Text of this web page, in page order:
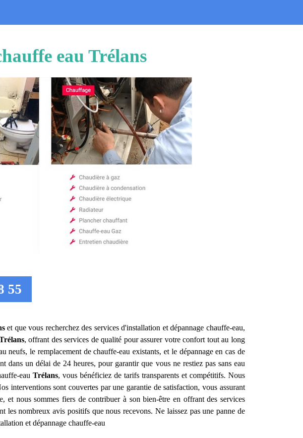
eau Trélans
55
et que vous recherchez des services d'installation et dépannage chauffe-eau,
, offrant des services de qualité pour assurer votre confort tout au long
le remplacement de chauffe-eau existants, et le dépannage en cas de
un délai de 24 heures, pour garantir que vous ne restiez pas sans eau
eau Trélans, vous bénéficiez de tarifs transparents et compétitifs. Nous
interventions sont couvertes par une garantie de satisfaction, vous assurant
et nous sommes fiers de contribuer à son bien-être en offrant des services
les nombreux avis positifs que nous recevons. Ne laissez pas une panne de
et dépannage chauffe-eau